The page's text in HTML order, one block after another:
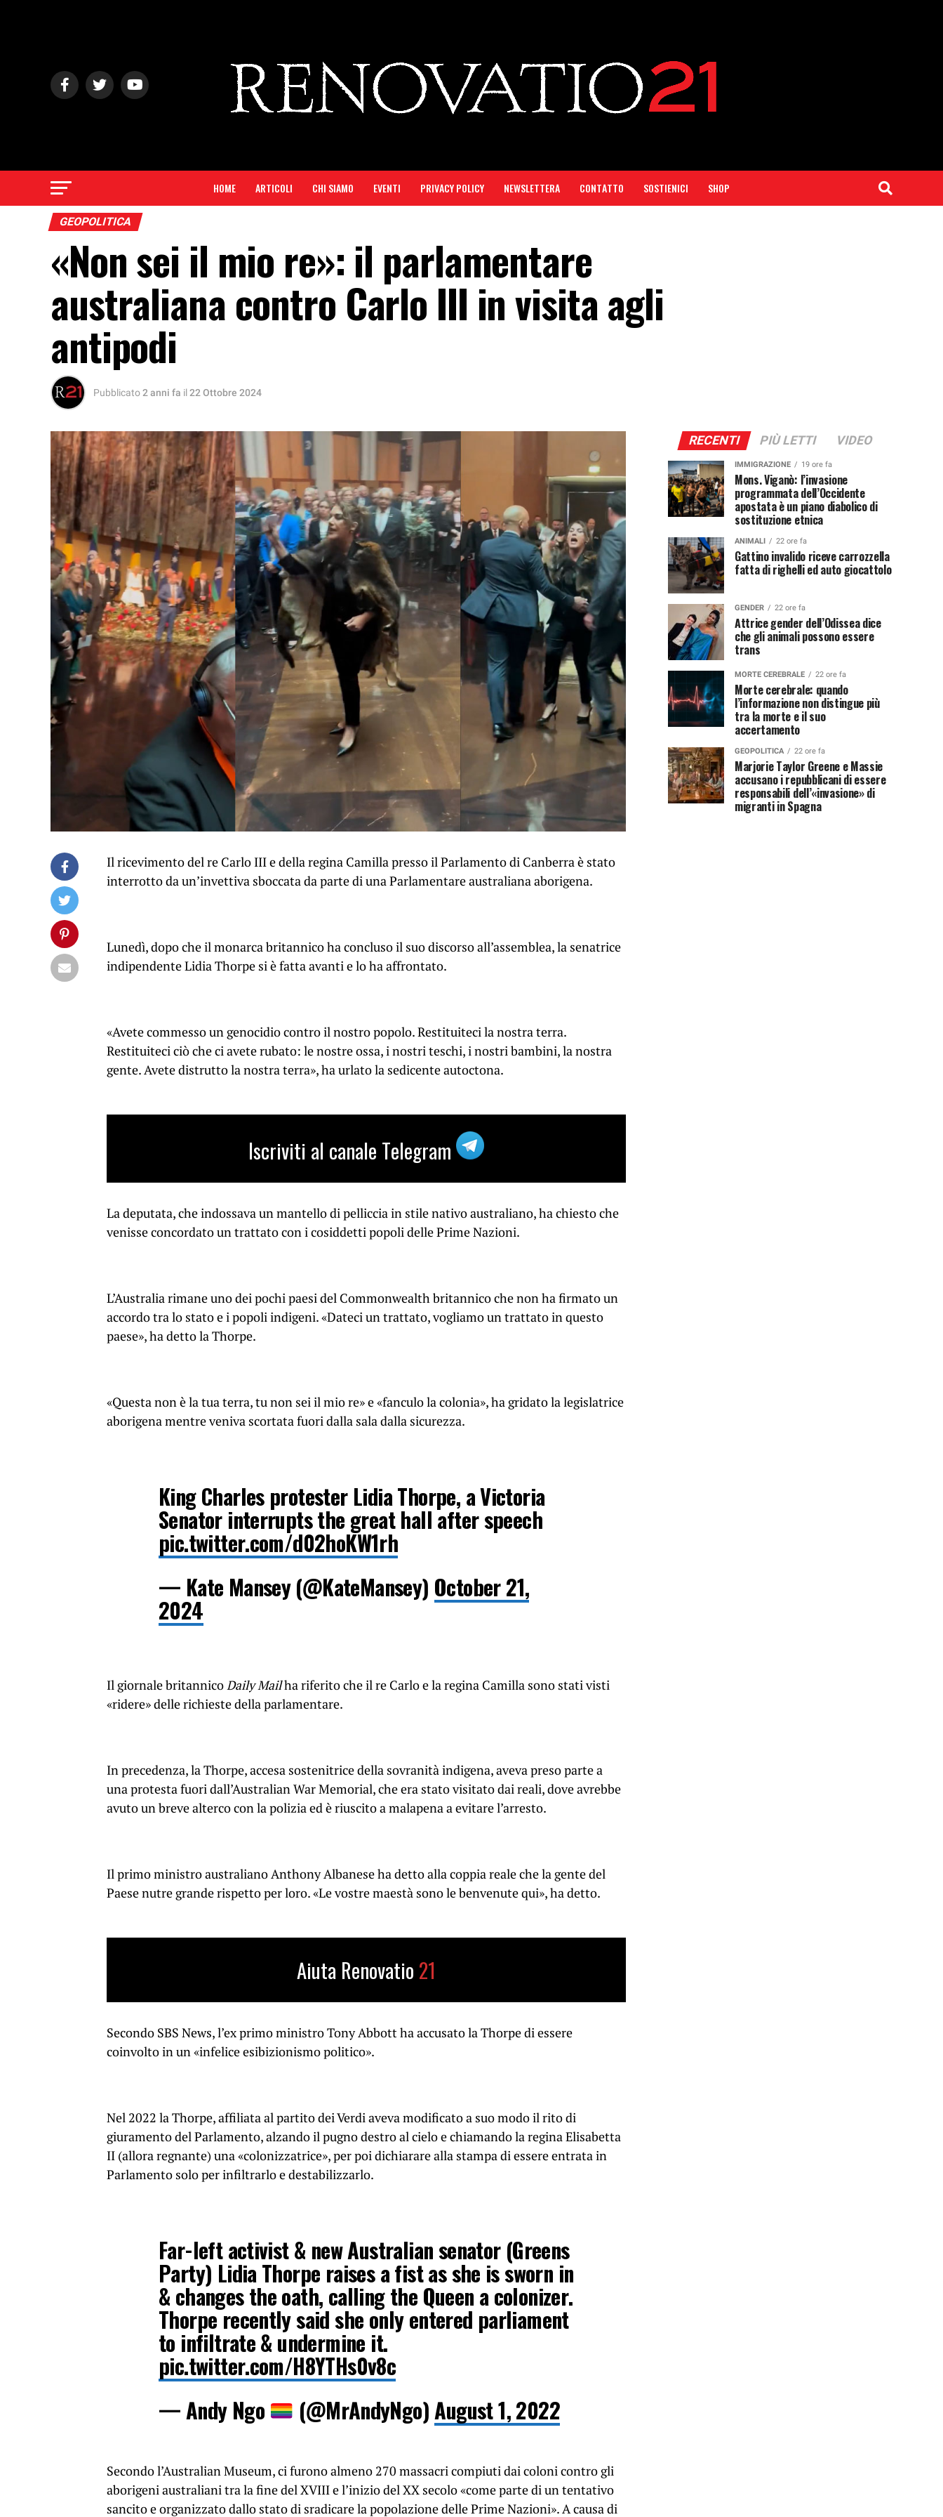
HOME ARTICOLI CHI SIAMO EVENTI PRIVACY POLICY NEWSLETTERA CONTATTO SOSTIENICI SHOP
GEOPOLITICA
«Non sei il mio re»: il parlamentare
australiana contro Carlo III in visita agli
antipodi
Pubblicato2 anni fa il22 Ottobre 2024
Il ricevimento del re Carlo III e della regina Camilla presso il Parlamento di Canberra è stato
interrotto da un’invettiva sboccata da parte di una Parlamentare australiana aborigena.
Lunedì, dopo che il monarca britannico ha concluso il suo discorso all’assemblea, la senatrice
indipendente Lidia Thorpe si è fatta avanti e lo ha affrontato.
«Avete commesso un genocidio contro il nostro popolo. Restituiteci la nostra terra.
Restituiteci ciò che ci avete rubato: le nostre ossa, i nostri teschi, i nostri bambini, la nostra
gente. Avete distrutto la nostra terra», ha urlato la sedicente autoctona.
Iscriviti al canale Telegram
La deputata, che indossava un mantello di pelliccia in stile nativo australiano, ha chiesto che
venisse concordato un trattato con i cosiddetti popoli delle Prime Nazioni.
L’Australia rimane uno dei pochi paesi del Commonwealth britannico che non ha firmato un
accordo tra lo stato e i popoli indigeni. «Dateci un trattato, vogliamo un trattato in questo
paese», ha detto la Thorpe.
«Questa non è la tua terra, tu non sei il mio re» e «fanculo la colonia», ha gridato la legislatrice
aborigena mentre veniva scortata fuori dalla sala dalla sicurezza.
King Charles protester Lidia Thorpe, a Victoria
Senator interrupts the great hall after speech
pic.twitter.com/d02hoKW1rh
— Kate Mansey (@KateMansey) October 21,
2024
Il giornale britannicoDaily Mailha riferito che il re Carlo e la regina Camilla sono stati visti
«ridere» delle richieste della parlamentare.
In precedenza, la Thorpe, accesa sostenitrice della sovranità indigena, aveva preso parte a
una protesta fuori dall’Australian War Memorial, che era stato visitato dai reali, dove avrebbe
avuto un breve alterco con la polizia ed è riuscito a malapena a evitare l’arresto.
Il primo ministro australiano Anthony Albanese ha detto alla coppia reale che la gente del
Paese nutre grande rispetto per loro. «Le vostre maestà sono le benvenute qui», ha detto.
Aiuta Renovatio 21
Secondo SBS News, l’ex primo ministro Tony Abbott ha accusato la Thorpe di essere
coinvolto in un «infelice esibizionismo politico».
Nel 2022 la Thorpe, affiliata al partito dei Verdi aveva modificato a suo modo il rito di
giuramento del Parlamento, alzando il pugno destro al cielo e chiamando la regina Elisabetta
II (allora regnante) una «colonizzatrice», per poi dichiarare alla stampa di essere entrata in
Parlamento solo per infiltrarlo e destabilizzarlo.
Far-left activist & new Australian senator (Greens
Party) Lidia Thorpe raises a fist as she is sworn in
& changes the oath, calling the Queen a colonizer.
Thorpe recently said she only entered parliament
to infiltrate & undermine it.
pic.twitter.com/H8YTHs0v8c
— Andy Ngo
(@MrAndyNgo)August 1, 2022
Secondo l’Australian Museum, ci furono almeno 270 massacri compiuti dai coloni contro gli
aborigeni australiani tra la fine del XVIII e l’inizio del XX secolo «come parte di un tentativo
sancito e organizzato dallo stato di sradicare la popolazione delle Prime Nazioni». A causa di
RECENTI PIÙ LETTI VIDEO
IMMIGRAZIONE 19 ore fa
Mons. Viganò: l’invasione
programmata dell’Occidente
apostata è un piano diabolico di
sostituzione etnica
ANIMALI 22 ore fa
Gattino invalido riceve carrozzella
fatta di righelli ed auto giocattolo
GENDER 22 ore fa
Attrice gender dell’Odissea dice
che gli animali possono essere
trans
MORTE CEREBRALE 22 ore fa
Morte cerebrale: quando
l’informazione non distingue più
tra la morte e il suo
accertamento
GEOPOLITICA 22 ore fa
Marjorie Taylor Greene e Massie
accusano i repubblicani di essere
responsabili dell’«invasione» di
migranti in Spagna